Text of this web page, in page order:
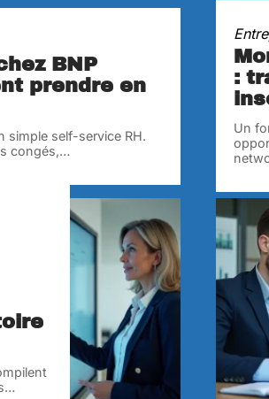
BNP
prendre en
simple self-service RH.
congés,…
:
Un
…